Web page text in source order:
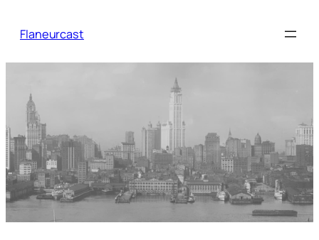
Inhalt
Flaneurcast